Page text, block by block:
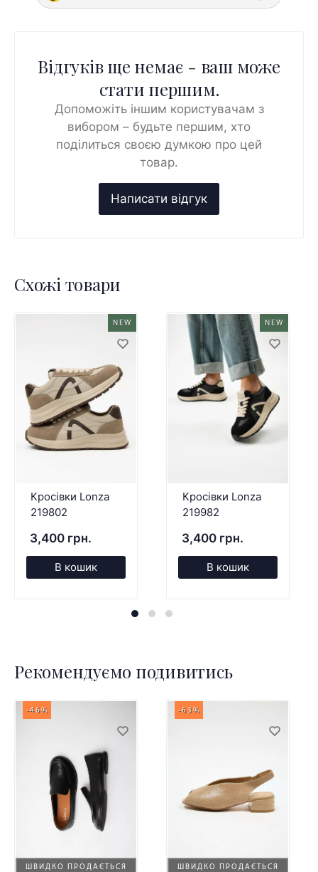
Відгуків ще немає - ваш може
стати першим.
Допоможіть іншим користувачам з
вибором – будьте першим, хто
поділиться своєю думкою про цей
товар.
Схожі товари
NEW
Кросівки Lonza
219802
3,400 грн.
В кошик
NEW
Кросівки Lonza
219982
3,400 грн.
В кошик
Рекомендуємо подивитись
ШВИДКО ПРОДАЄТЬСЯ
-46%
ШВИДКО ПРОДАЄТЬСЯ
-63%